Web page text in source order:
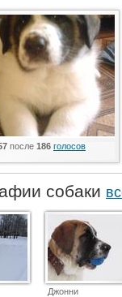
после 186 голосов
собаки
Джонни